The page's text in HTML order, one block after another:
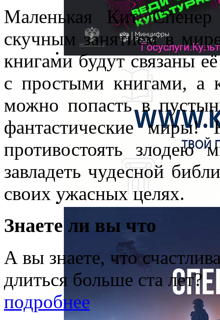
Маленькая Кит
скучным занятием в
книгами будут связаны
с простыми книгами, а
можно попасть в
фантастические миры!
противостоять злодею
завладеть чудесной
своих ужасных целях.
Знаете ли вы что
А вы знаете, что
длиться больше ста лет?
подробнее